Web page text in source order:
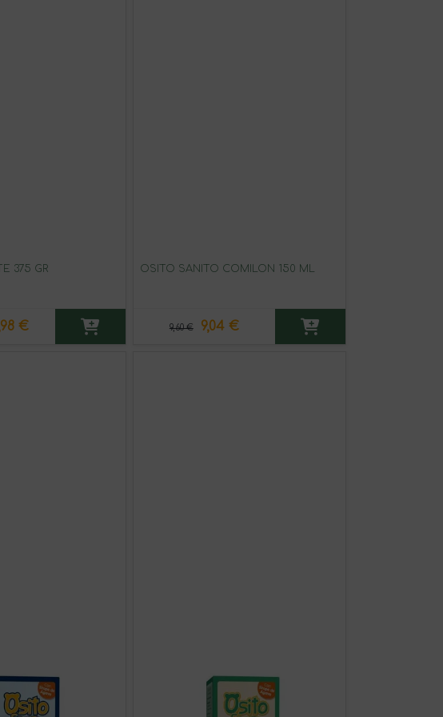
375 GR
€
OSITO SANITO COMILON 150 ML
9,60 € 9,04 €